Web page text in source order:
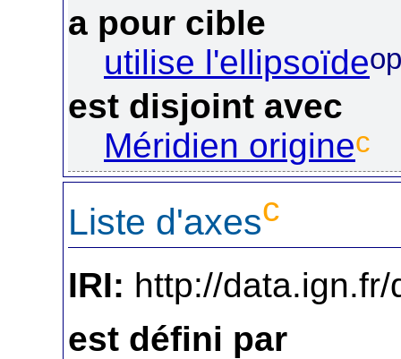
a pour cible
utilise l'ellipsoïdeop
est disjoint avec
Méridien originec
Liste d'axesc
IRI: http://
est défini par